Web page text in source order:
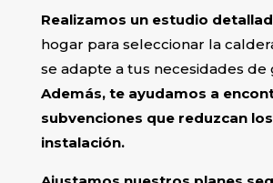
Realizamos un estudio
hogar para seleccionar la
se adapte a tus necesidades de
Además, te ayudamos a
subvenciones que reduzcan
instalación.